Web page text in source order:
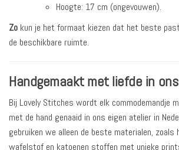
Hoogte: 17 cm (ongevouwen).
Zo kun je het formaat kiezen dat het beste
de beschikbare ruimte.
Handgemaakt met liefde in
Bij Lovely Stitches wordt elk commodemandje
met de hand genaaid in ons eigen atelier in
gebruiken we alleen de beste materialen, zoals
wafelstof en katoenen stoffen met unieke